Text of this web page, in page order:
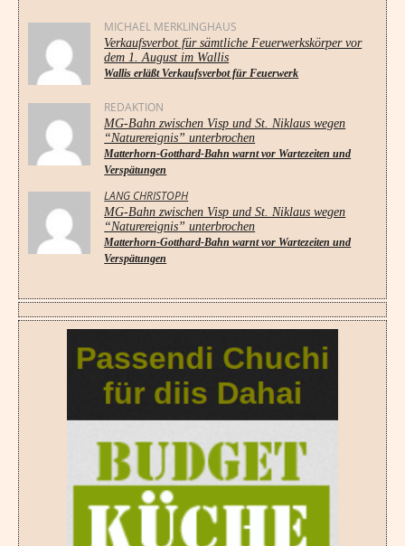
MICHAEL MERKLINGHAUS
Verkaufsverbot für sämtliche Feuerwerkskörper vor
dem 1. August im Wallis
Wallis erläßt Verkaufsverbot für Feuerwerk
REDAKTION
MG-Bahn zwischen Visp und St. Niklaus wegen
“Naturereignis” unterbrochen
Matterhorn-Gotthard-Bahn warnt vor Wartezeiten und
Verspätungen
LANG CHRISTOPH
MG-Bahn zwischen Visp und St. Niklaus wegen
“Naturereignis” unterbrochen
Matterhorn-Gotthard-Bahn warnt vor Wartezeiten und
Verspätungen